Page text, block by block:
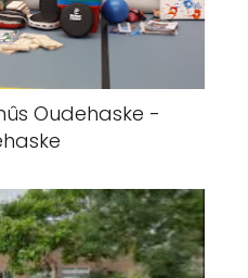
Oudehaske -